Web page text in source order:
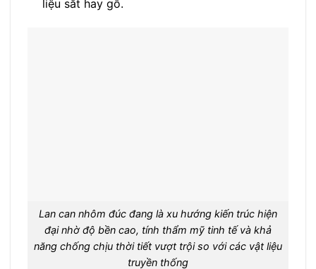
liệu sắt hay gỗ.
Lan can nhôm đúc đang là xu hướng kiến trúc hiện
đại nhờ độ bền cao, tính thẩm mỹ tinh tế và khả
năng chống chịu thời tiết vượt trội so với các vật liệu
truyền thống